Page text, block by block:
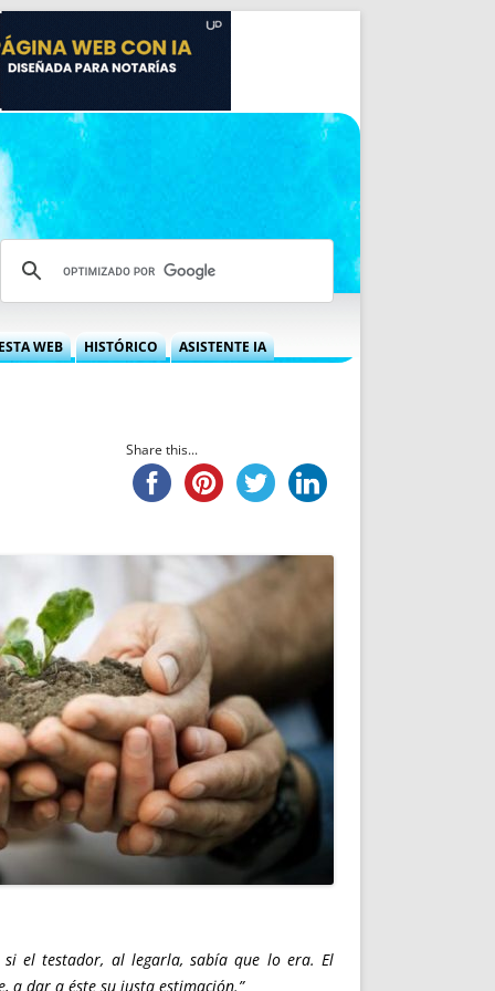
IRPF
WEB
PREMIO NYR
NUEVA ETAPA
POLÍTICA DE PRIVACIDAD
AVISO LEGAL
REPORTAR INCIDENCIA
LOGOTIPO
ENTREVISTAS
SONRISA
ENVÍA CORREO
CANALES DE VÍDEO
HISTÓRICO ASISTENTE IA
Share this...
si el testador, al legarla, sabía que lo era. El
dar a éste su justa estimación.”